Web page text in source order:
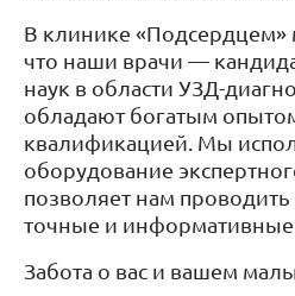
В клинике «Подсердцем»
что наши врачи —
наук в области УЗД-
обладают богатым
квалификацией. Мы
оборудование
позволяет нам
точные и информативные
Забота о вас и вашем